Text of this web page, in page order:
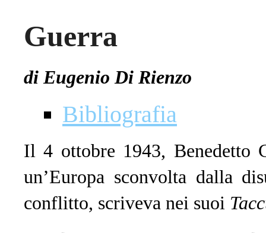
Guerra
di Eugenio Di Rienzo
Bibliografia
Il 4 ottobre 1943, Benedetto
un’Europa sconvolta dalla
conflitto, scriveva nei suoi